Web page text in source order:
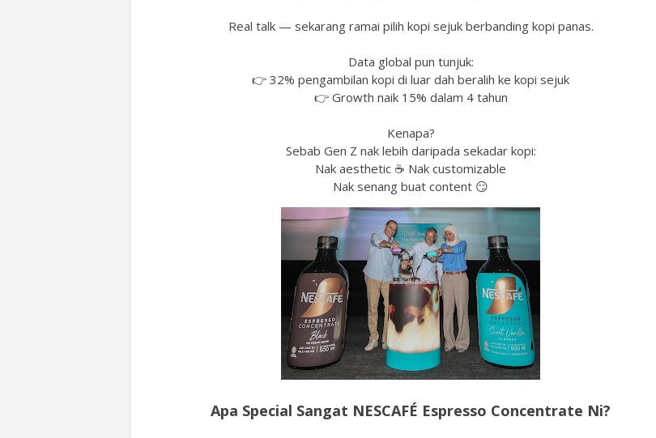
Real talk — sekarang ramai pilih kopi sejuk berbanding kopi panas.
Data global pun tunjuk:
👉 32% pengambilan kopi di luar dah beralih ke kopi sejuk
👉 Growth naik 15% dalam 4 tahun
Kenapa?
Sebab Gen Z nak lebih daripada sekadar kopi:
Nak aesthetic ☕ Nak customizable
Nak senang buat content 😏
Apa Special Sangat NESCAFÉ Espresso Concentrate Ni?